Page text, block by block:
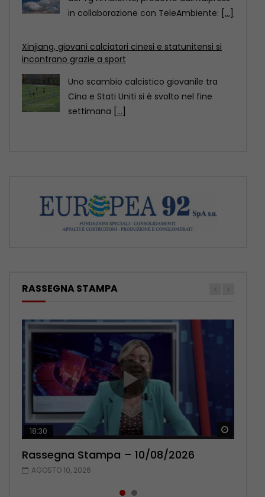
Cina e Stati Uniti si è svolto nel fine
Motori Magazine – 9/8/2026
ROMA (ITALPRESS) – In questa edizione:
– Nuova Mercedes GLA, ancora più
elettrica e tecnologica
RASSEGNA STAMPA
18:30
Rassegna Stampa – 10/08/2026
AGOSTO 10, 2026
20:13
Rassegna Stampa – 09/08/2026
AGOSTO 9, 2026